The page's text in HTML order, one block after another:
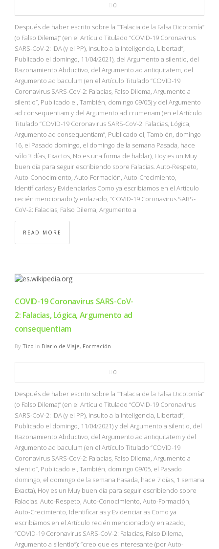
0
Después de haber escrito sobre la ““Falacia de la Falsa Dicotomía”
(o Falso Dilema)” (en el Artículo Titulado “COVID-19 Coronavirus
SARS-CoV-2: IDA (y el PP), Insulto a la Inteligencia, Libertad”,
Publicado el domingo, 11/04/2021), del Argumento a silentio, del
Razonamiento Abductivo, del Argumento ad antiquitatem, del
Argumento ad baculum (en el Artículo Titulado “COVID-19
Coronavirus SARS-CoV-2: Falacias, Falso Dilema, Argumento a
silentio”, Publicado el, También, domingo 09/05) y del Argumento
ad consequentiam y del Argumento ad crumenam (en el Artículo
Titulado “COVID-19 Coronavirus SARS-CoV-2: Falacias, Lógica,
Argumento ad consequentiam”, Publicado el, También, domingo
16, el Pasado domingo, el domingo de la semana Pasada, hace
sólo 3 días, Exactos, No es una forma de hablar), Hoy es un Muy
buen día para seguir escribiendo sobre Falacias. Auto-Respeto,
Auto-Conocimiento, Auto-Formación, Auto-Crecimiento,
Identificarlas y Evidenciarlas Como ya escribíamos en el Artículo
recién mencionado (y enlazado, “COVID-19 Coronavirus SARS-
CoV-2: Falacias, Falso Dilema, Argumento a
READ MORE
COVID-19 Coronavirus SARS-CoV-
2: Falacias, Lógica, Argumento ad
consequentiam
By Tico in Diario de Viaje, Formación
0
Después de haber escrito sobre la ““Falacia de la Falsa Dicotomía”
(o Falso Dilema)” (en el Artículo Titulado “COVID-19 Coronavirus
SARS-CoV-2: IDA (y el PP), Insulto a la Inteligencia, Libertad”,
Publicado el domingo, 11/04/2021) y del Argumento a silentio, del
Razonamiento Abductivo, del Argumento ad antiquitatem y del
Argumento ad baculum (en el Artículo Titulado “COVID-19
Coronavirus SARS-CoV-2: Falacias, Falso Dilema, Argumento a
silentio”, Publicado el, También, domingo 09/05, el Pasado
domingo, el domingo de la semana Pasada, hace 7 días, 1 semana
Exacta), Hoy es un Muy buen día para seguir escribiendo sobre
Falacias. Auto-Respeto, Auto-Conocimiento, Auto-Formación,
Auto-Crecimiento, Identificarlas y Evidenciarlas Como ya
escribíamos en el Artículo recién mencionado (y enlazado,
“COVID-19 Coronavirus SARS-CoV-2: Falacias, Falso Dilema,
Argumento a silentio”): “creo que es Interesante (por Auto-